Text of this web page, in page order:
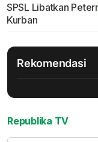
SPSL Libatkan
Kurban
Rekomendasi
Republika TV